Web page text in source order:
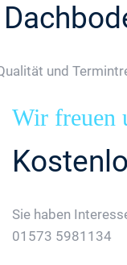
und
Wir freuen
Sie haben
01573 5981134